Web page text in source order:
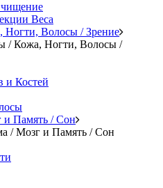
Веса
Ногти, Волосы / Зрение
/ Кожа, Ногти, Волосы /
и Костей
и Память / Сон
/ Мозг и Память / Сон